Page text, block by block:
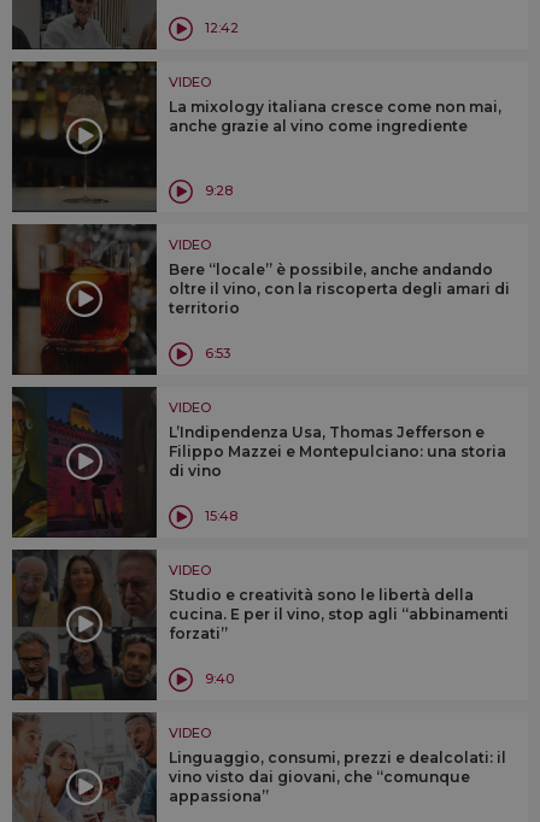
12:42
VIDEO
La mixology italiana cresce come non mai,
anche grazie al vino come ingrediente
9:28
VIDEO
Bere “locale” è possibile, anche andando
oltre il vino, con la riscoperta degli amari di
territorio
6:53
VIDEO
L’Indipendenza Usa, Thomas Jefferson e
Filippo Mazzei e Montepulciano: una storia
di vino
15:48
VIDEO
Studio e creatività sono le libertà della
cucina. E per il vino, stop agli “abbinamenti
forzati”
9:40
VIDEO
Linguaggio, consumi, prezzi e dealcolati: il
vino visto dai giovani, che “comunque
appassiona”